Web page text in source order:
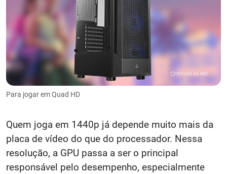
Para jogar em Quad HD
Quem joga em 1440p já depende muito mais da
placa de vídeo do que do processador. Nessa
resolução, a GPU passa a ser o principal
responsável pelo desempenho, especialmente